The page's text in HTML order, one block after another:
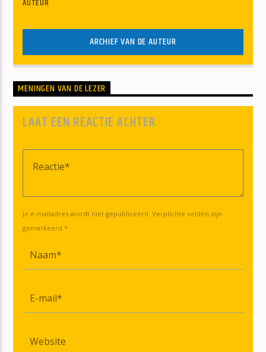
AUTEUR
ARCHIEF VAN DE AUTEUR
MENINGEN VAN DE LEZER
LAAT EEN REACTIE ACHTER
Je e-mailadres wordt niet gepubliceerd. Verplichte velden zijn
gemarkeerd *